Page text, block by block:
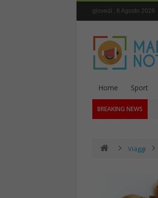
giovedì , 6 Agosto 2026
Home Sport
BREAKING NEWS
Viaggi